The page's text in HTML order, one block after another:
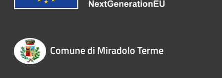
Comune di Miradolo Terme